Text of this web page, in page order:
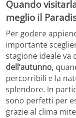
Quando
meglio il
Per godere
importante
stagione ideale va
dell’autunno,
percorribili e la
splendore. In
sono perfetti per
grazie al clima